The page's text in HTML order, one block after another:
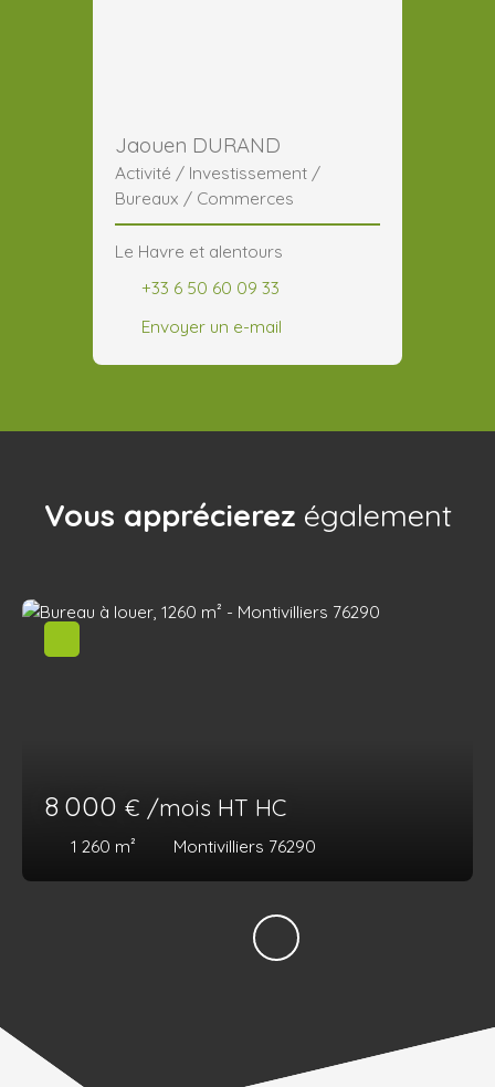
Jaouen DURAND
Activité / Investissement /
Bureaux / Commerces
Le Havre et alentours
+33 6 50 60 09 33
Envoyer un e-mail
Vous apprécierez également
8 000 € /mois HT HC
1 260 m² Montivilliers 76290